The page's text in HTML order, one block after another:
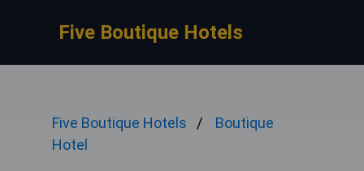
Five Boutique Hotels
Five Boutique Hotels
Boutique
Hotel